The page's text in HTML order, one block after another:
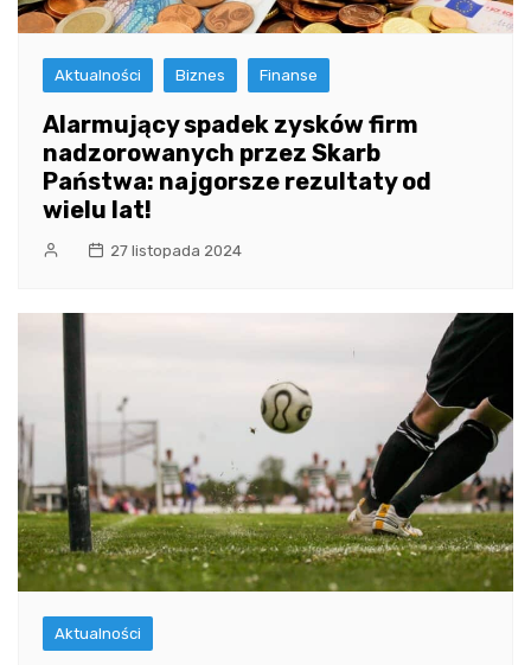
Aktualności Biznes Finanse
Alarmujący spadek zysków firm
nadzorowanych przez Skarb
Państwa: najgorsze rezultaty od
wielu lat!
27 listopada 2024
Aktualności